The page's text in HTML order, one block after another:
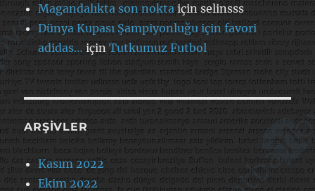
Magandalıkta son noktaiçinselinsss
Dünya Kupası Şampiyonluğu için favori
adidas…içinTutkumuz Futbol
ARŞIVLER
Kasım 2022
Ekim 2022